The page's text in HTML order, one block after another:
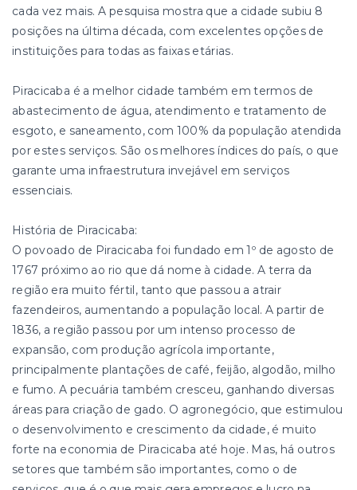
cada vez mais. A pesquisa mostra que a cidade subiu 8
posições na última década, com excelentes opções de
instituições para todas as faixas etárias.
Piracicaba é a melhor cidade também em termos de
abastecimento de água, atendimento e tratamento de
esgoto, e saneamento, com 100% da população atendida
por estes serviços. São os melhores índices do país, o que
garante uma infraestrutura invejável em serviços
essenciais.
História de Piracicaba:
O povoado de Piracicaba foi fundado em 1º de agosto de
1767 próximo ao rio que dá nome à cidade. A terra da
região era muito fértil, tanto que passou a atrair
fazendeiros, aumentando a população local. A partir de
1836, a região passou por um intenso processo de
expansão, com produção agrícola importante,
principalmente plantações de café, feijão, algodão, milho
e fumo. A pecuária também cresceu, ganhando diversas
áreas para criação de gado. O agronegócio, que estimulou
o desenvolvimento e crescimento da cidade, é muito
forte na economia de Piracicaba até hoje. Mas, há outros
setores que também são importantes, como o de